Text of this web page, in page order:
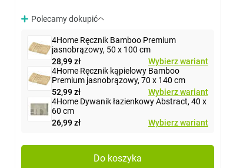
Polecamy dokupić
4Home Ręcznik Bamboo Premium
jasnobrązowy, 50 x 100 cm
28,99 zł
Wybierz wariant
4Home Ręcznik kąpielowy Bamboo
Premium jasnobrązowy, 70 x 140 cm
52,99 zł
Wybierz wariant
4Home Dywanik łazienkowy Abstract, 40 x
60 cm
26,99 zł
Wybierz wariant
Do koszyka